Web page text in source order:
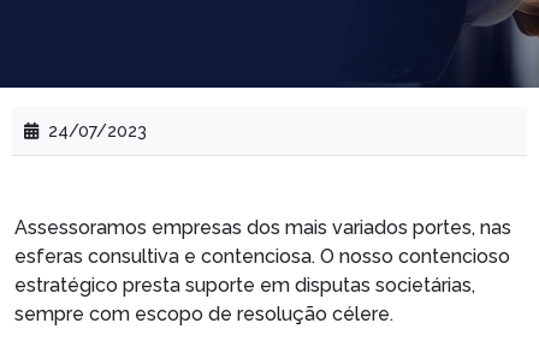
24/07/2023
Assessoramos empresas dos mais variados portes, nas
esferas consultiva e contenciosa. O nosso contencioso
estratégico presta suporte em disputas societárias,
sempre com escopo de resolução célere.